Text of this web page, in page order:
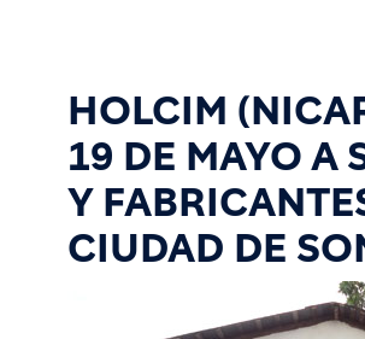
HOLCIM
19 DE MAYO A
Y
CIUDAD DE